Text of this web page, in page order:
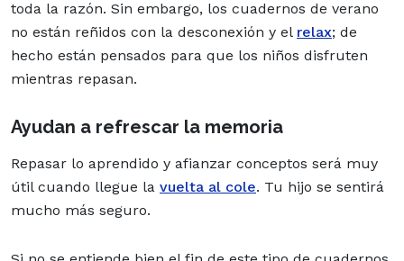
toda la razón. Sin embargo, los cuadernos de verano
no están reñidos con la desconexión y el relax; de
hecho están pensados para que los niños disfruten
mientras repasan.
Ayudan a refrescar la memoria
Repasar lo aprendido y afianzar conceptos será muy
útil cuando llegue la vuelta al cole. Tu hijo se sentirá
mucho más seguro.